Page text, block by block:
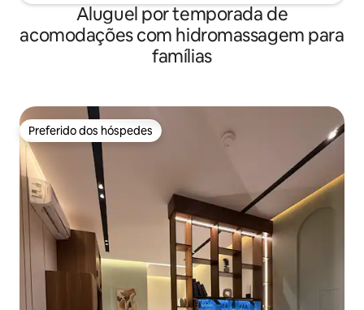
Aluguel por temporada de
acomodações com hidromassagem para
famílias
Preferido dos hóspedes
Preferido dos hóspedes